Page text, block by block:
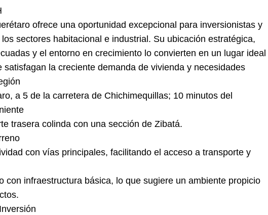
ofrece una oportunidad excepcional para inversionistas y
sectores habitacional e industrial. Su ubicación estratégica,
y el entorno en crecimiento lo convierten en un lugar ideal
satisfagan la creciente demanda de vivienda y necesidades
a 5 de la carretera de Chichimequillas; 10 minutos del
trasera colinda con una sección de Zibatá.
con vías principales, facilitando el acceso a transporte y
con infraestructura básica, lo que sugiere un ambiente propicio